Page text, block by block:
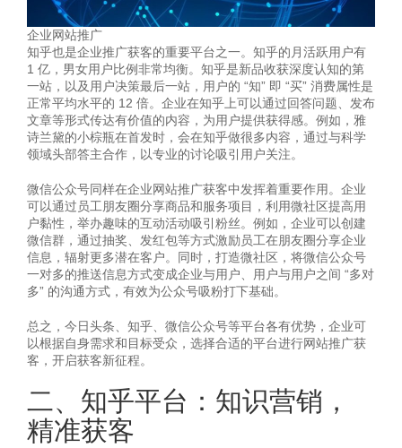
企业网站推广
知乎也是企业推广获客的重要平台之一。知乎的月活跃用户有
1 亿，男女用户比例非常均衡。知乎是新品收获深度认知的第
一站，以及用户决策最后一站，用户的 “知” 即 “买” 消费属性是
正常平均水平的 12 倍。企业在知乎上可以通过回答问题、发布
文章等形式传达有价值的内容，为用户提供获得感。例如，雅
诗兰黛的小棕瓶在首发时，会在知乎做很多内容，通过与科学
领域头部答主合作，以专业的讨论吸引用户关注。
微信公众号同样在企业网站推广获客中发挥着重要作用。企业
可以通过员工朋友圈分享商品和服务项目，利用微社区提高用
户黏性，举办趣味的互动活动吸引粉丝。例如，企业可以创建
微信群，通过抽奖、发红包等方式激励员工在朋友圈分享企业
信息，辐射更多潜在客户。同时，打造微社区，将微信公众号
一对多的推送信息方式变成企业与用户、用户与用户之间 “多对
多” 的沟通方式，有效为公众号吸粉打下基础。
总之，今日头条、知乎、微信公众号等平台各有优势，企业可
以根据自身需求和目标受众，选择合适的平台进行网站推广获
客，开启获客新征程。
二、知乎平台：知识营销，
精准获客